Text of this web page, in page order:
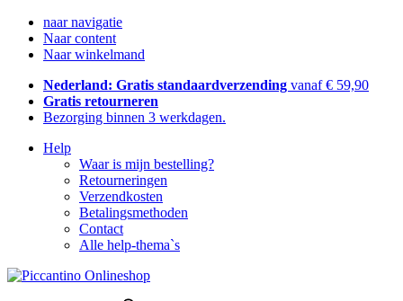
naar navigatie
Naar content
Naar winkelmand
Nederland: Gratis standaardverzending vanaf € 59,90
Gratis retourneren
Bezorging binnen 3 werkdagen.
Help
Waar is mijn bestelling?
Retourneringen
Verzendkosten
Betalingsmethoden
Contact
Alle help-thema`s